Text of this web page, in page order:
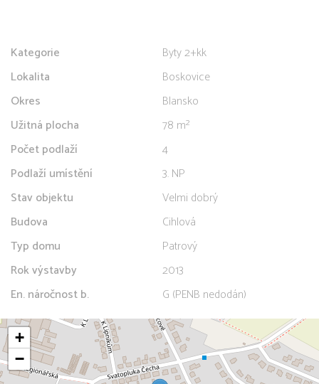
Kategorie
Byty 2+kk
Lokalita
Boskovice
Okres
Blansko
Užitná plocha
78 m²
Počet podlaží
4
Podlaží umístění
3. NP
Stav objektu
Velmi dobrý
Budova
Cihlová
Typ domu
Patrový
Rok výstavby
2013
En. náročnost b.
G (PENB nedodán)
+
−